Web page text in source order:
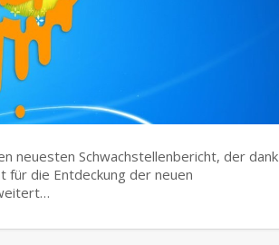
neuesten Schwachstellenbericht, der dank
für die Entdeckung der neuen